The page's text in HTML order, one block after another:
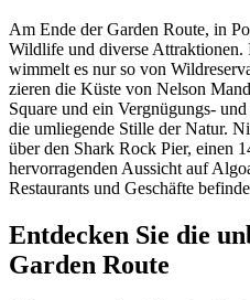
Am Ende der Garden Route, in
Wildlife und diverse Attraktionen.
wimmelt es nur so von
zieren die Küste von Nelson
Square und ein Vergnügungs-
die umliegende Stille der Natur.
über den Shark Rock Pier, einen
hervorragenden Aussicht auf
Restaurants und Geschäfte
Entdecken Sie die
Garden Route